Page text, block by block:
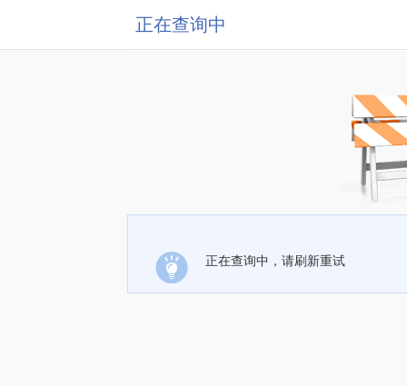
正在查询中
正在查询中，请刷新重试